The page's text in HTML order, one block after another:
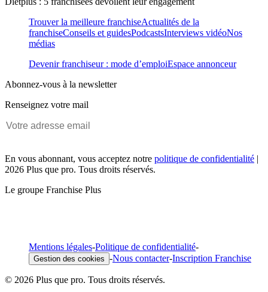
Trouver la meilleure franchiseActualités de la
franchiseConseils et guidesPodcastsInterviews vidéoNos
médias
Devenir franchiseur : mode d’emploiEspace annonceur
Abonnez-vous à la newsletter
Renseignez votre mail
En vous abonnant, vous acceptez notre politique de confidentialité |
2026 Plus que pro. Tous droits réservés.
Le groupe Franchise Plus
Mentions légales-Politique de confidentialité-
Gestion des cookies -Nous contacter-Inscription Franchise
© 2026 Plus que pro. Tous droits réservés.